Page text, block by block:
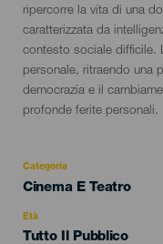
del
evento
ripercorre la vita di una
caratterizzata da
contesto sociale difficile.
personale, ritraendo una
democrazia e il
profonde ferite personali.
Categoria
Categoría
evento
Cinema E Teatro
Età
Edad
Tutto Il Pubblico